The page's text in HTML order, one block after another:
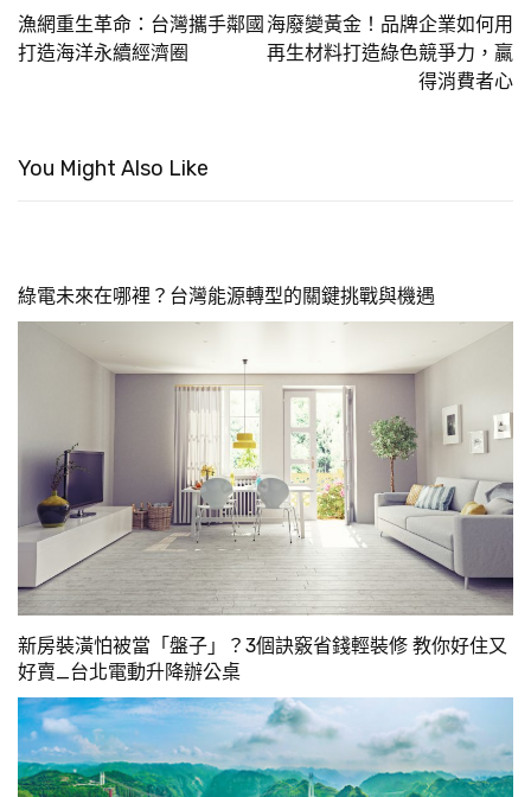
漁網重生革命：台灣攜手鄰國
打造海洋永續經濟圈
海廢變黃金！品牌企業如何用
再生材料打造綠色競爭力，贏
得消費者心
You Might Also Like
綠電未來在哪裡？台灣能源轉型的關鍵挑戰與機遇
新房裝潢怕被當「盤子」？3個訣竅省錢輕裝修 教你好住又
好賣_台北電動升降辦公桌